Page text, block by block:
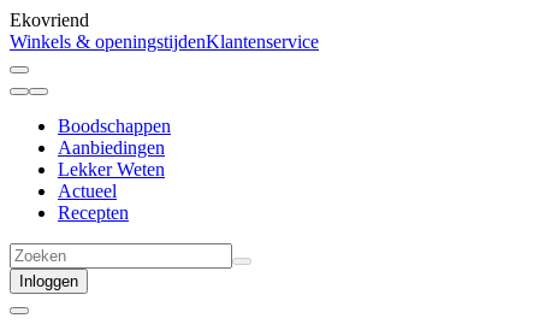
Ekovriend
Winkels & openingstijdenKlantenservice
Boodschappen
Aanbiedingen
Lekker Weten
Actueel
Recepten
Inloggen